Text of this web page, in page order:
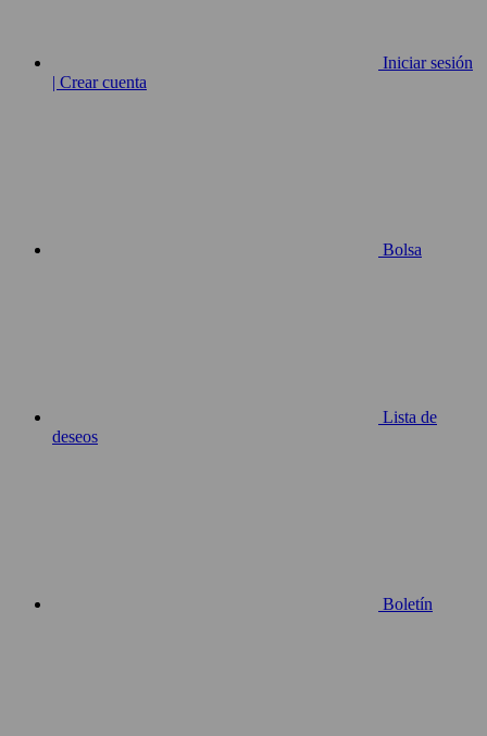
Iniciar sesión
| Crear cuenta
Bolsa
Lista de
deseos
Boletín